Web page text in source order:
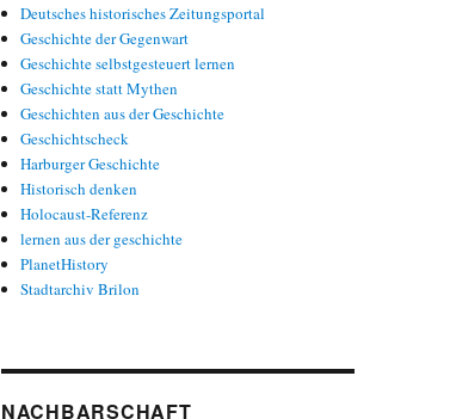
Deutsches historisches Zeitungsportal
Geschichte der Gegenwart
Geschichte selbstgesteuert lernen
Geschichte statt Mythen
Geschichten aus der Geschichte
Geschichtscheck
Harburger Geschichte
Historisch denken
Holocaust-Referenz
lernen aus der geschichte
PlanetHistory
Stadtarchiv Brilon
NACHBARSCHAFT